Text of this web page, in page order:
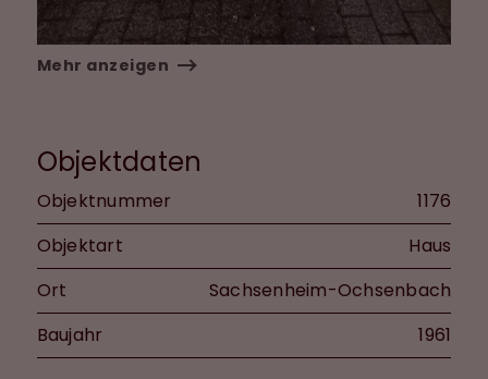
Mehr anzeigen
Objektdaten
Objektnummer
1176
Objektart
Haus
Ort
Sachsenheim-Ochsenbach
Baujahr
1961